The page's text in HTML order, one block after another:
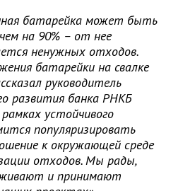
батарейка может быть
на 90% – от нее
ненужных отходов.
батарейки на свалке
руководитель
развития банка РНКБ
устойчивого
популяризировать
к окружающей среде
отходов. Мы рады,
и принимают